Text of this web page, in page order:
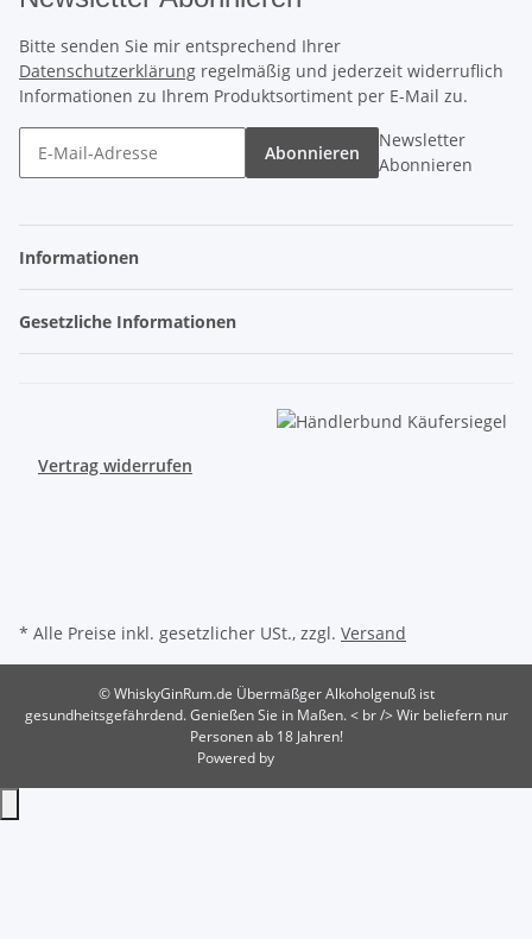
Bitte senden Sie mir entsprechend Ihrer
Datenschutzerklärung regelmäßig und jederzeit widerruflich
Informationen zu Ihrem Produktsortiment per E-Mail zu.
Abonnieren
Newsletter
Abonnieren
Informationen
Gesetzliche Informationen
Vertrag widerrufen
* Alle Preise inkl. gesetzlicher USt., zzgl. Versand
© WhiskyGinRum.de Übermäßger Alkoholgenuß ist
gesundheitsgefährdend. Genießen Sie in Maßen. < br /> Wir beliefern nur
Personen ab 18 Jahren!
Powered by